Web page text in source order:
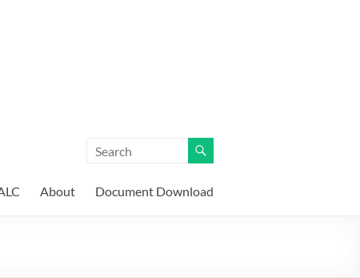
About Document Download